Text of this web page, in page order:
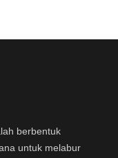
berbentuk
untuk melabur